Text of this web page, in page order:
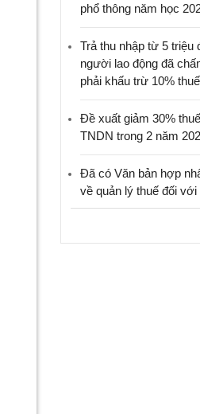
phổ thông năm học
Trả thu nhập từ 5 triệu
người lao động đã
phải khấu trừ 10%
Đề xuất giảm 30%
TNDN trong 2 năm
Đã có Văn bản hợp
về quản lý thuế đối với